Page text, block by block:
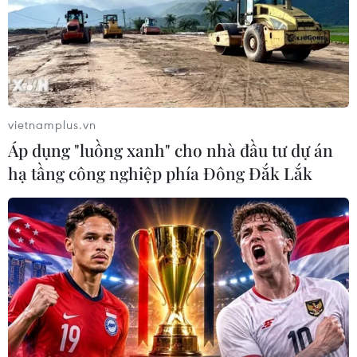
Theo dõi VietnamPlus
TIN LIÊN QUAN
vietnamplus.vn
Áp dụng "luồng xanh" cho nhà đầu tư dự án
hạ tầng công nghiệp phía Đông Đắk Lắk